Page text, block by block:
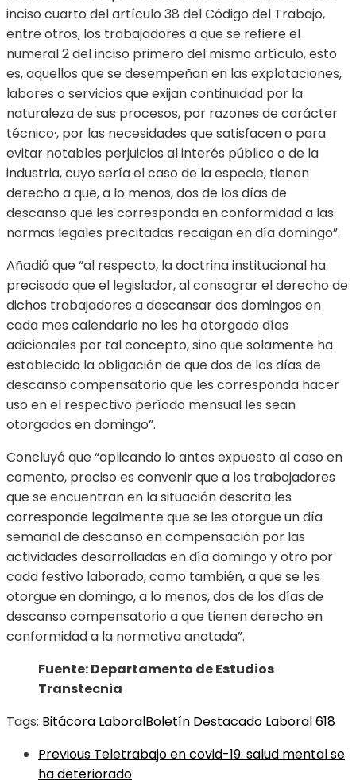
inciso cuarto del artículo 38 del Código del Trabajo,
entre otros, los trabajadores a que se refiere el
numeral 2 del inciso primero del mismo artículo, esto
es, aquellos que se desempeñan en las explotaciones,
labores o servicios que exijan continuidad por la
naturaleza de sus procesos, por razones de carácter
técnico·, por las necesidades que satisfacen o para
evitar notables perjuicios al interés público o de la
industria, cuyo sería el caso de la especie, tienen
derecho a que, a lo menos, dos de los días de
descanso que les corresponda en conformidad a las
normas legales precitadas recaigan en día domingo”.
Añadió que “al respecto, la doctrina institucional ha
precisado que el legislador, al consagrar el derecho de
dichos trabajadores a descansar dos domingos en
cada mes calendario no les ha otorgado días
adicionales por tal concepto, sino que solamente ha
establecido la obligación de que dos de los días de
descanso compensatorio que les corresponda hacer
uso en el respectivo período mensual les sean
otorgados en domingo”.
Concluyó que “aplicando lo antes expuesto al caso en
comento, preciso es convenir que a los trabajadores
que se encuentran en la situación descrita les
corresponde legalmente que se les otorgue un día
semanal de descanso en compensación por las
actividades desarrolladas en día domingo y otro por
cada festivo laborado, como también, a que se les
otorgue en domingo, a lo menos, dos de los días de
descanso compensatorio a que tienen derecho en
conformidad a la normativa anotada”.
Fuente: Departamento de Estudios
Transtecnia
Tags: Bitácora LaboralBoletín Destacado Laboral 618
Previous Teletrabajo en covid-19: salud mental se
ha deteriorado